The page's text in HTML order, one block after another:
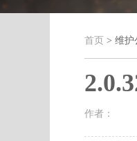
最新新闻
维护
首页 > 维护
作者：